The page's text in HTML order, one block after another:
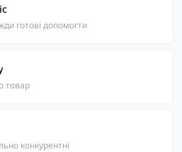
готові допомогти
товар
конкурентні